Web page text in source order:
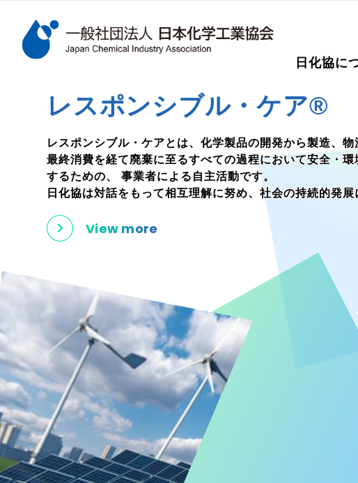
メインコンテンツに移動
検索キーワード
日化協に
レスポンシブル・ケア®
レスポンシブル・ケアとは、化学製品の開発から製造、
最終消費を経て廃棄に至るすべての過程において安全・
するための、事業者による自主活動です。
日化協は対話をもって相互理解に努め、社会の持続的発展
View more